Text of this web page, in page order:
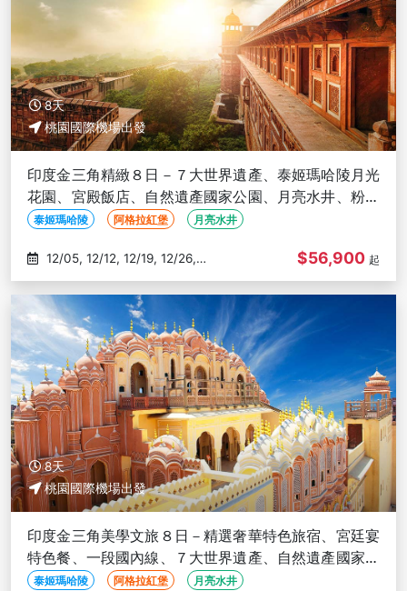
8天
桃園國際機場出發
印度金三角精緻８日－７大世界遺產、泰姬瑪哈陵月光
花園、宮殿飯店、自然遺產國家公園、月亮水井、粉紅
城市琥珀堡、長榮直飛
泰姬瑪哈陵 阿格拉紅堡 月亮水井
01/02
$56,900 起
8天
桃園國際機場出發
印度金三角美學文旅８日－精選奢華特色旅宿、宮廷宴
特色餐、一段國內線、７大世界遺產、自然遺產國家公
園、長榮直飛
泰姬瑪哈陵 阿格拉紅堡 月亮水井